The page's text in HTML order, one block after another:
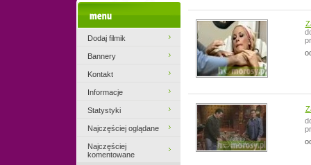
Dodaj filmik
Bannery
Kontakt
Informacje
Statystyki
Najczęściej oglądane
Najczęściej
komentowane